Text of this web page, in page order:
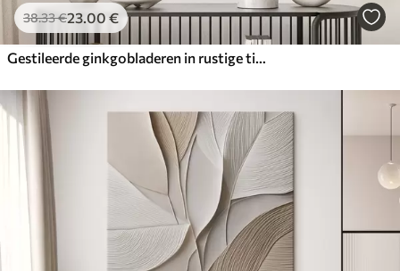
38.33€23.00 €
Gestileerde ginkgobladeren in rustige tinten